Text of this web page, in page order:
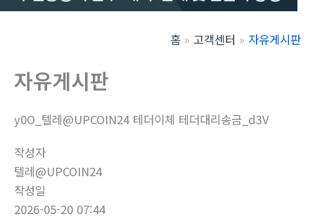
뛰
홈 고객센터 자유게시판
자유게시판
y0O_텔레@UPCOIN24 테더이체 테더대리송금_d3V
작성자
텔레@UPCOIN24
작성일
2026-05-20 07:44